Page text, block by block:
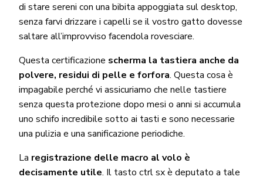
di stare sereni con una bibita appoggiata sul desktop,
senza farvi drizzare i capelli se il vostro gatto dovesse
saltare all’improvviso facendola rovesciare.
Questa certificazione scherma la tastiera anche da
polvere, residui di pelle e forfora. Questa cosa è
impagabile perché vi assicuriamo che nelle tastiere
senza questa protezione dopo mesi o anni si accumula
uno schifo incredibile sotto ai tasti e sono necessarie
una pulizia e una sanificazione periodiche.
La registrazione delle macro al volo è
decisamente utile. Il tasto ctrl sx è deputato a tale